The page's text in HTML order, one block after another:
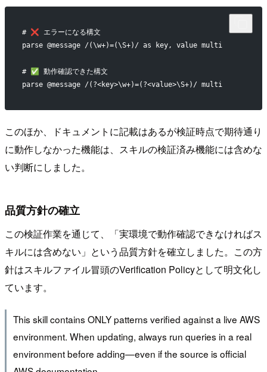
# ❌ エラーになる構文
parse @message /(\w+)=(\S+)/ as key, value multi
# ✅ 動作確認できた構文
parse @message /(?<key>\w+)=(?<value>\S+)/ multi
このほか、ドキュメントに記載はあるが検証時点で期待通り
に動作しなかった機能は、スキルの検証済み機能には含めな
い判断にしました。
品質方針の確立
この検証作業を通じて、「実環境で動作確認できなければス
キルには含めない」という品質方針を確立しました。この方
針はスキルファイル冒頭のVerification Policyとして明文化し
ています。
This skill contains ONLY patterns verified against a live AWS
environment. When updating, always run queries in a real
environment before adding—even if the source is official